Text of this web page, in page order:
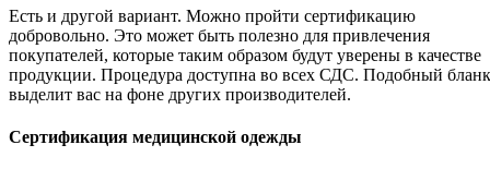
Есть и другой вариант. Можно пройти сертификацию
добровольно. Это может быть полезно для привлечения
покупателей, которые таким образом будут уверены в качестве
продукции. Процедура доступна во всех СДС. Подобный бланк
выделит вас на фоне других производителей.
Сертификация медицинской одежды